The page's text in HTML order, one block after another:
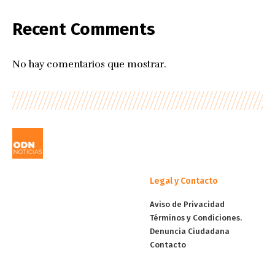
Recent Comments
No hay comentarios que mostrar.
Legal y Contacto
Aviso de Privacidad
Términos y Condiciones.
Denuncia Ciudadana
Contacto